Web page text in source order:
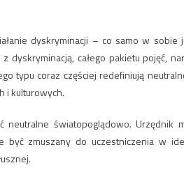
dyskryminacji – co samo w
całego pakietu pojęć,
typu coraz częściej redefiniują
i kulturowych.
światopoglądowo. Urzędnik
zmuszany do uczestniczenia w